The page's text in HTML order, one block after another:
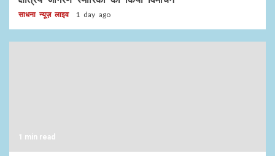
साधना न्यूज़ लाइव 1 day ago
1 min read